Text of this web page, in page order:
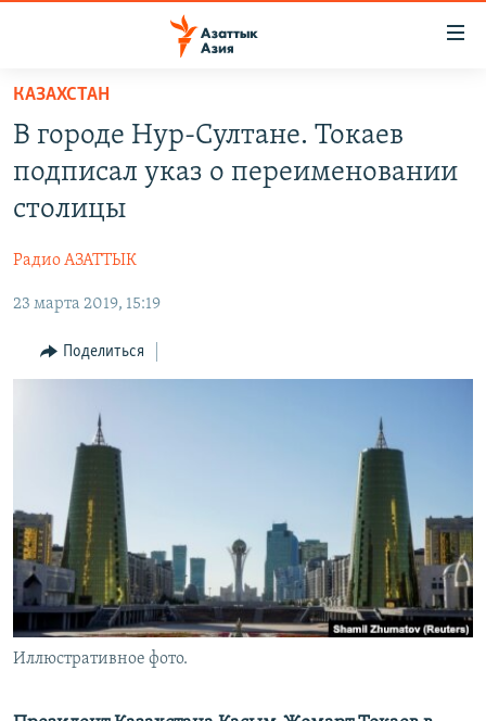
Вернуться
основному
содержанию
главной
Вернутся
поиску
КАЗАХСТАН
ТАДЖИКИСТАН
НОВОСТИ
ВОЙНА В УКРАИНЕ
ҚАЗАҚША
КЫРГЫЗЧА
ЎЗБЕКЧА
TÜRKMENÇE
КАЗАХСТАН
В городе Нур-Султане. Токаев
подписал указ о переименовании
столицы
Радио АЗАТТЫК
23 марта 2019, 15:19
Поделиться
Иллюстративное фото.